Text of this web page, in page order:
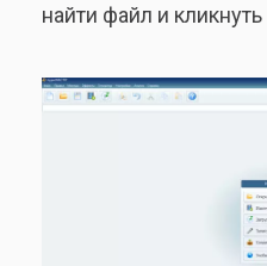
найти файл и кликнуть